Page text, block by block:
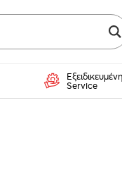
Service